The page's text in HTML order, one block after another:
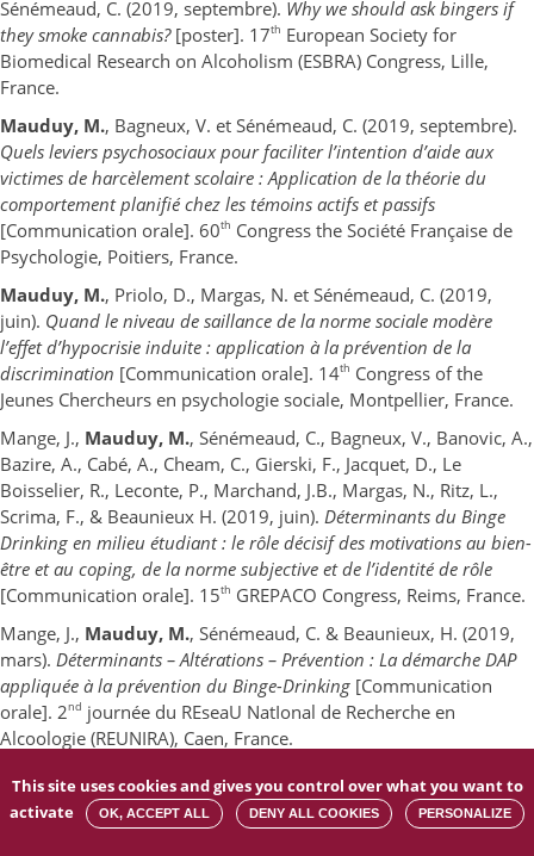
Sénémeaud, C. (2019, septembre). Why we should ask bingers if
they smoke cannabis?[poster]. 17th European Society for
Biomedical Research on Alcoholism (ESBRA) Congress, Lille,
France.
Mauduy, M., Bagneux, V. et Sénémeaud, C. (2019, septembre).
Quels leviers psychosociaux pour faciliter l’intention d’aide aux
victimes de harcèlement scolaire : Application de la théorie du
comportement planifié chez les témoins actifs et passifs
[Communication orale]. 60th Congress the Société Française de
Psychologie, Poitiers, France.
Mauduy, M., Priolo, D., Margas, N. et Sénémeaud, C. (2019,
juin). Quand le niveau de saillance de la norme sociale modère
l’effet d’hypocrisie induite : application à la prévention de la
discrimination [Communication orale]. 14th Congress of the
Jeunes Chercheurs en psychologie sociale, Montpellier, France.
Mange, J., Mauduy, M., Sénémeaud, C., Bagneux, V., Banovic, A.,
Bazire, A., Cabé, A., Cheam, C., Gierski, F., Jacquet, D., Le
Boisselier, R., Leconte, P., Marchand, J.B., Margas, N., Ritz, L.,
Scrima, F., & Beaunieux H. (2019, juin). Déterminants du Binge
Drinking en milieu étudiant : le rôle décisif des motivations au bien-
être et au coping, de la norme subjective et de l’identité de rôle
[Communication orale]. 15th GREPACO Congress, Reims, France.
Mange, J., Mauduy, M., Sénémeaud, C. & Beaunieux, H. (2019,
mars). Déterminants – Altérations – Prévention : La démarche DAP
appliquée à la prévention du Binge-Drinking [Communication
orale]. 2nd journée du REseaU NatIonal de Recherche en
Alcoologie (REUNIRA), Caen, France.
– Séminaires et conférences invitées
This site uses cookies and gives you control over what you want to
activate
OK, ACCEPT ALL DENY ALL COOKIES PERSONALIZE